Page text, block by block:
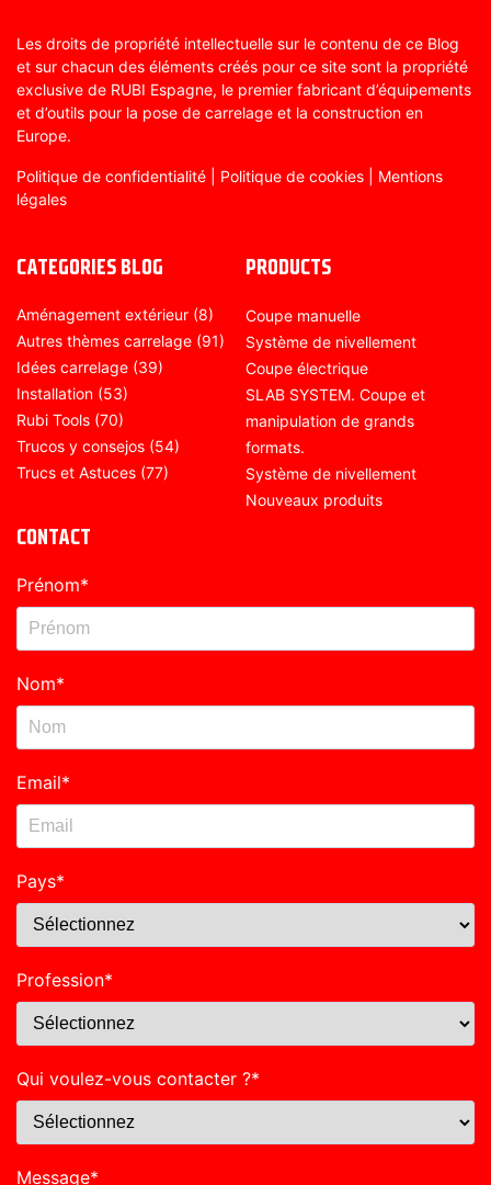
Les droits de propriété intellectuelle sur le contenu de ce Blog
et sur chacun des éléments créés pour ce site sont la propriété
exclusive de RUBI Espagne, le premier fabricant d’équipements
et d’outils pour la pose de carrelage et la construction en
Europe.
Politique de confidentialité Politique de cookies
Mentions
légales
CATEGORIES BLOG
Aménagement extérieur (8)
Autres thèmes carrelage (91)
Idées carrelage (39)
Installation (53)
Rubi Tools (70)
Trucos y consejos (54)
Trucs et Astuces (77)
PRODUCTS
Coupe manuelle
Système de nivellement
Coupe électrique
SLAB SYSTEM. Coupe et
manipulation de grands
formats.
Système de nivellement
Nouveaux produits
CONTACT
Prénom*
Nom*
Email*
Pays*
Profession*
Qui voulez-vous contacter ?*
Message*